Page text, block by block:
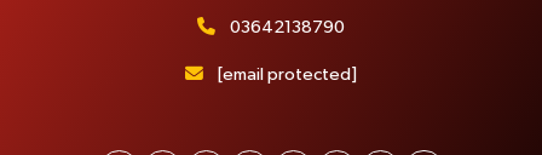
03642138790
[email protected]